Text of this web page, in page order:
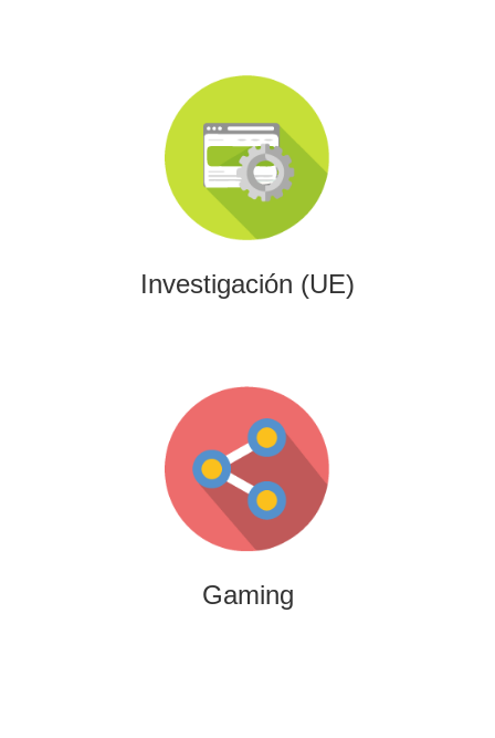
Investigación (UE)
Investigación (UE)
Impulsamos proyectos de I+D+i alineados con programas
europeos, conectando innovación tecnológica con
financiación estratégica.
Gaming
Gaming
Desarrollamos experiencias interactivas y videojuegos
que combinan entretenimiento, innovación y engagement
para marcas y audiencias.